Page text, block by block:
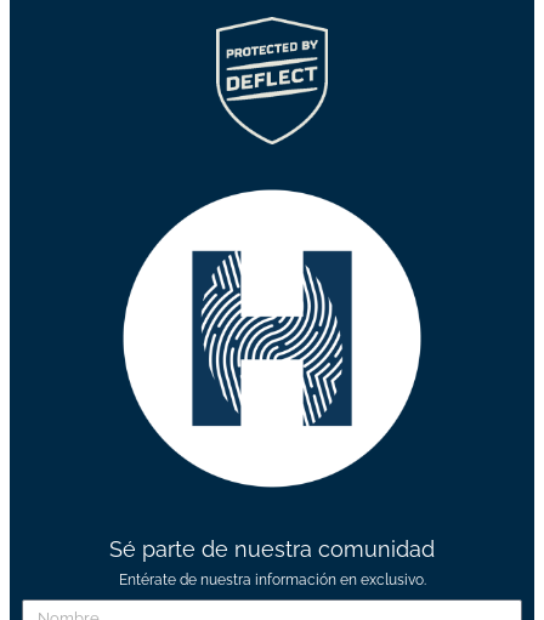
Sé parte de nuestra comunidad
Entérate de nuestra información en exclusivo.